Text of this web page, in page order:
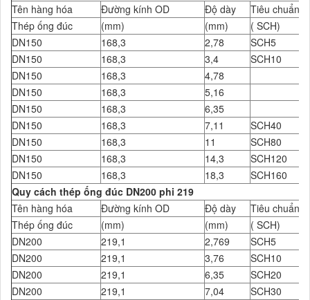
Tên hàng hóa
Đường kính OD Độ dày
Tiêu chuẩn
Thép ống đúc
(mm) (mm)
( SCH)
DN150
168,3 2,78
SCH5
DN150
168,3 3,4
SCH10
DN150
168,3
4,78
DN150
168,3
5,16
DN150
168,3
6,35
DN150
168,3 7,11
SCH40
DN150
168,3 11
SCH80
DN150
168,3 14,3
SCH120
DN150
168,3 18,3
SCH160
Quy cách thép ống đúc DN200 phi 219
Tên hàng hóa
Đường kính OD Độ dày
Tiêu chuẩn
Thép ống đúc
(mm) (mm)
( SCH)
DN200
219,1 2,769
SCH5
DN200
219,1 3,76
SCH10
DN200
219,1 6,35
SCH20
DN200
219,1 7,04 SCH30